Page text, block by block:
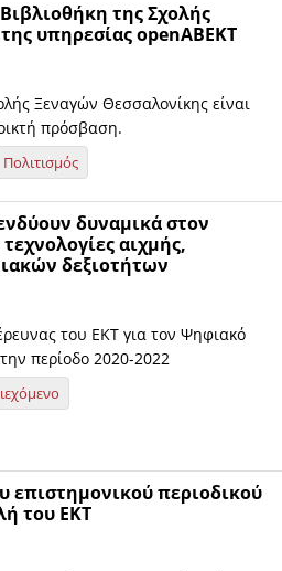
της Σχολής
υπηρεσίας openΑΒΕΚΤ
Ξεναγών Θεσσαλονίκης είναι
πρόσβαση.
Πολιτισμός
δυναμικά στον
αιχμής,
δεξιοτήτων
του ΕΚΤ για τον Ψηφιακό
περίοδο 2020-2022
επιστημονικού περιοδικού
του ΕΚΤ